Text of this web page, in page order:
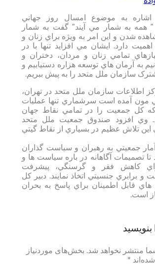
به موضوع امسال روز جهاني
همه به شمار مي آيند” گفت به شمار
شدن و اين امر به ويژه براي زنان و
دارد. ايشان مي افزايد تنها با در
تمامي زنان و مردان، دختران و
به آرمان هاي توسعه هزاره دستيابيم و
سازمان ملل متحد را به پيش ببريم.
اطلاعات سازمان ملل متحد در تهران،
مون آمده است سرشماري تنها عمليات
کل جمعيت را در تمامي نقاط جهان
وي افزود صندوق جمعيت ملل متحد
تلاش عظيم در بسياري از نقاط گيتي
جمعيتي به رهبران و سياست گذاران
تصميمات آگاهانه در باره سياست ها و
کاهش فقر و گرسنگي، پيشرفت
و برابري جنسيتي اتخاذ نمايند. دبير کل
هاي قابل اطمينان براي پاسخ به بحران
است.
بنویسید
منتشر نخواهد شد. بخش‌های موردنیاز
*